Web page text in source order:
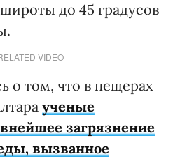
до 45 градусов
VIDEO
о том, что в пещерах
ученые
загрязнение
вызванное